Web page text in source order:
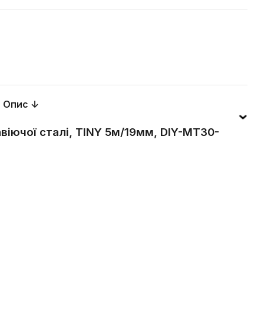
Опис ↓
сталі, TINY 5м/19мм, DIY-MT30-